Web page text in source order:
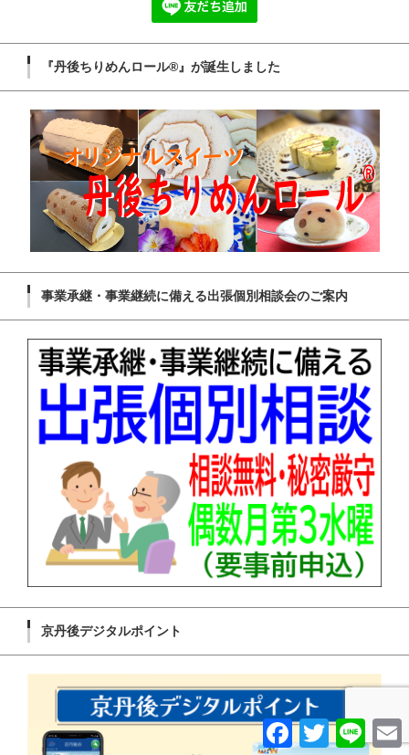
『丹後ちりめんロール®』が誕生しました
事業承継・事業継続に備える出張個別相談会のご案内
京丹後デジタルポイント
F
a
T
w
i